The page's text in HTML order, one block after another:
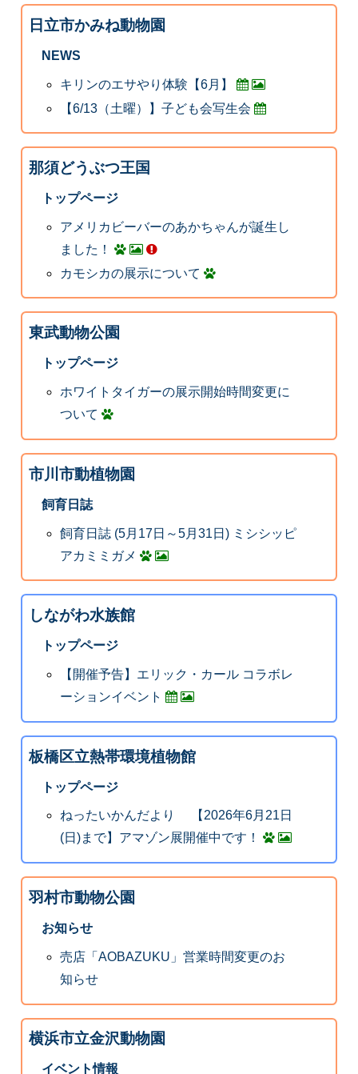
日立市かみね動物園
NEWS
キリンのエサやり体験【6月】
【6/13（土曜）】子ども会写生会
那須どうぶつ王国
トップページ
アメリカビーバーのあかちゃんが誕生し
ました！
カモシカの展示について
東武動物公園
トップページ
ホワイトタイガーの展示開始時間変更に
ついて
市川市動植物園
飼育日誌
飼育日誌 (5月17日～5月31日) ミシシッピ
アカミミガメ
しながわ水族館
トップページ
【開催予告】エリック・カール コラボレ
ーションイベント
板橋区立熱帯環境植物館
トップページ
ねったいかんだより 【2026年6月21日
(日)まで】アマゾン展開催中です！
羽村市動物公園
お知らせ
売店「AOBAZUKU」営業時間変更のお
知らせ
横浜市立金沢動物園
イベント情報